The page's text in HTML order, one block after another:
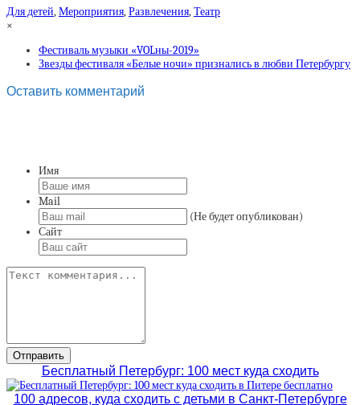
Для детей,Мероприятия,Развлечения,Театр
×
Фестиваль музыки «VOLны-2019»
Звезды фестиваля «Белые ночи» признались в любви Петербургу
Оставить комментарий
Имя
Mail
(Не будет опубликован)
Сайт
Бесплатный Петербург: 100 мест куда сходить
100 адресов, куда сходить с детьми в Санкт-Петербурге